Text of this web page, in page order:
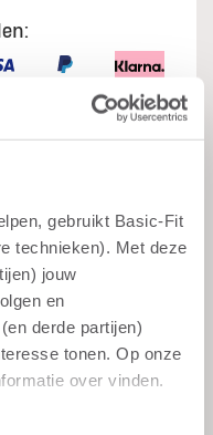
gebruikt Basic-Fit
technieken). Met deze
jouw
en
derde partijen)
tonen. Op onze
over vinden.